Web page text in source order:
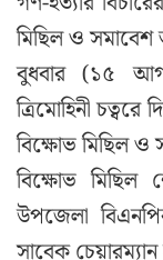
মিছিল ও সমাবেশ
বুধবার (১৫
ত্রিমোহিনী
বিক্ষোভ মিছিল ও
বিক্ষোভ মিছিল
উপজেলা
সাবেক